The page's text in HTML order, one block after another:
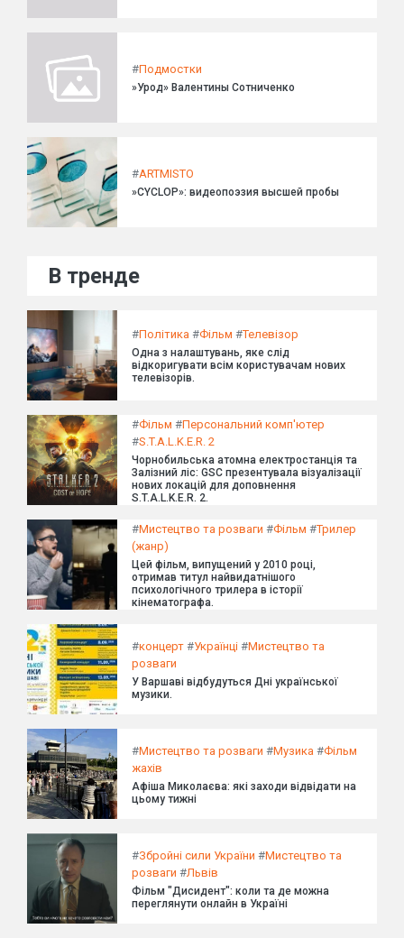
#Подмостки
»Урод» Валентины Сотниченко
#ARTMISTO
»CYCLOP»: видеопоэзия высшей пробы
В тренде
#Політика #Фільм #Телевізор
Одна з налаштувань, яке слід
відкоригувати всім користувачам нових
телевізорів.
#Фільм #Персональний комп'ютер
#S.T.A.L.K.E.R. 2
Чорнобильська атомна електростанція та
Залізний ліс: GSC презентувала візуалізації
нових локацій для доповнення
S.T.A.L.K.E.R. 2.
#Мистецтво та розваги #Фільм #Трилер
(жанр)
Цей фільм, випущений у 2010 році,
отримав титул найвидатнішого
психологічного трилера в історії
кінематографа.
#концерт #Українці #Мистецтво та
розваги
У Варшаві відбудуться Дні української
музики.
#Мистецтво та розваги #Музика #Фільм
жахів
Афіша Миколаєва: які заходи відвідати на
цьому тижні
#Збройні сили України #Мистецтво та
розваги #Львів
Фільм "Дисидент": коли та де можна
переглянути онлайн в Україні